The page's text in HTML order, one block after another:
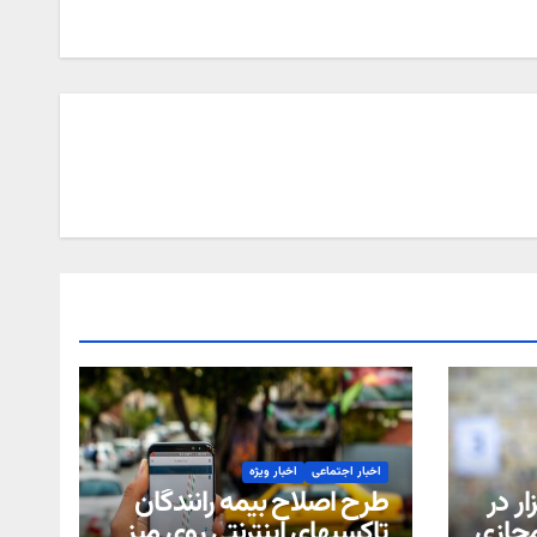
در
اخبار اجتماعی اخبار ویژه
طرح اصلاح بیمه رانندگان